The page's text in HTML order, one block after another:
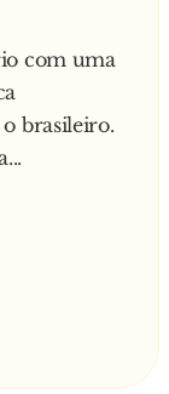
com uma
brasileiro.